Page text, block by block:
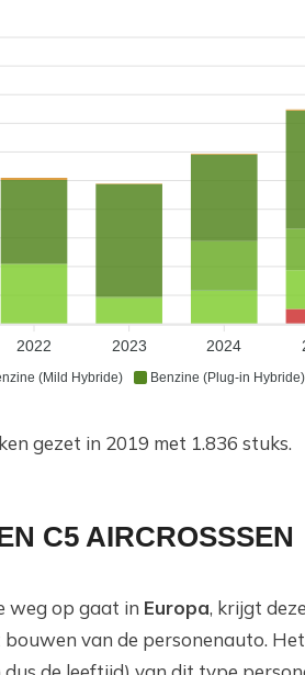
(Mild Hybride) Benzine (Plug-in Hybride)
2022 2023 2024
gezet in 2019 met 1.836 stuks.
C5 AIRCROSSSEN
weg op gaat in Europa, krijgt
van de personenauto.